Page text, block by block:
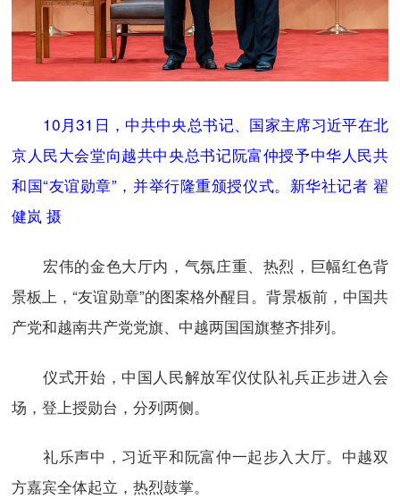
10月31日，中共中央总书记、国家主席习近平在北
京人民大会堂向越共中央总书记阮富仲授予中华人民共
和国“友谊勋章”，并举行隆重颁授仪式。新华社记者 翟
健岚 摄
宏伟的金色大厅内，气氛庄重、热烈，巨幅红色背
景板上，“友谊勋章”的图案格外醒目。背景板前，中国共
产党和越南共产党党旗、中越两国国旗整齐排列。
仪式开始，中国人民解放军仪仗队礼兵正步进入会
场，登上授勋台，分列两侧。
礼乐声中，习近平和阮富仲一起步入大厅。中越双
方嘉宾全体起立，热烈鼓掌。